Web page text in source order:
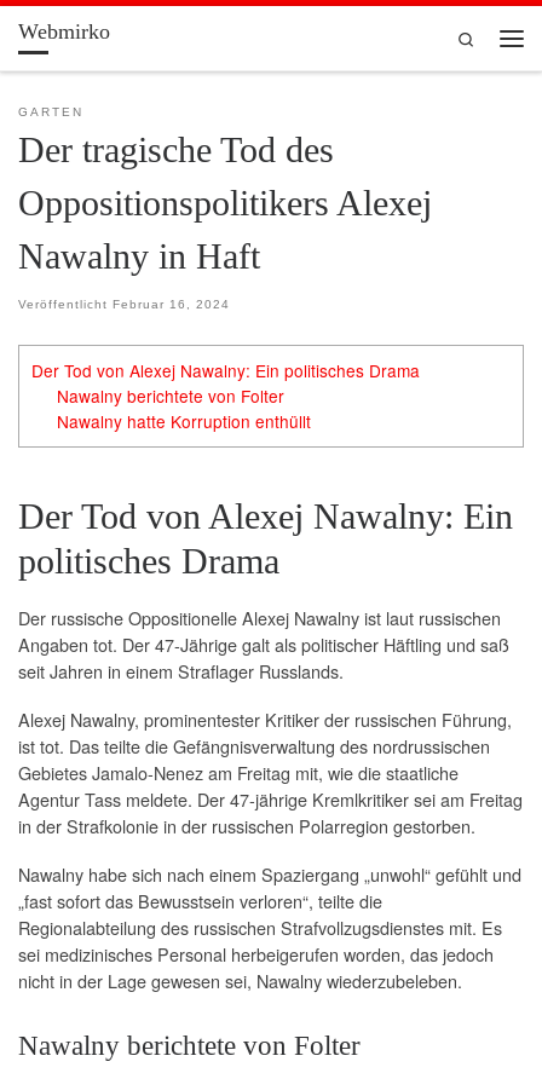
Zum Inhalt springen
Webmirko
Search
GARTEN
Der tragische Tod des
Oppositionspolitikers Alexej
Nawalny in Haft
Veröffentlicht Februar 16, 2024
Der Tod von Alexej Nawalny: Ein politisches Drama
Nawalny berichtete von Folter
Nawalny hatte Korruption enthüllt
Der Tod von Alexej Nawalny: Ein
politisches Drama
Der russische Oppositionelle Alexej Nawalny ist laut russischen
Angaben tot. Der 47-Jährige galt als politischer Häftling und saß
seit Jahren in einem Straflager Russlands.
Alexej Nawalny, prominentester Kritiker der russischen Führung,
ist tot. Das teilte die Gefängnisverwaltung des nordrussischen
Gebietes Jamalo-Nenez am Freitag mit, wie die staatliche
Agentur Tass meldete. Der 47-jährige Kremlkritiker sei am Freitag
in der Strafkolonie in der russischen Polarregion gestorben.
Nawalny habe sich nach einem Spaziergang „unwohl“ gefühlt und
„fast sofort das Bewusstsein verloren“, teilte die
Regionalabteilung des russischen Strafvollzugsdienstes mit. Es
sei medizinisches Personal herbeigerufen worden, das jedoch
nicht in der Lage gewesen sei, Nawalny wiederzubeleben.
Nawalny berichtete von Folter